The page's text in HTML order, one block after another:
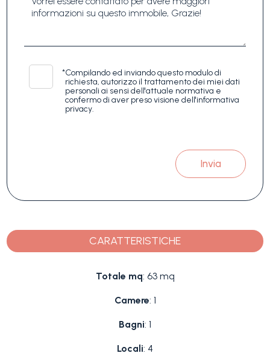
*Compilando ed inviando questo modulo di
richiesta, autorizzo il trattamento dei miei dati
personali ai sensi dell'attuale normativa e
confermo di aver preso visione dell'informativa
privacy.
Invia
CARATTERISTICHE
Totale mq: 63 mq
Camere: 1
Bagni: 1
Locali: 4